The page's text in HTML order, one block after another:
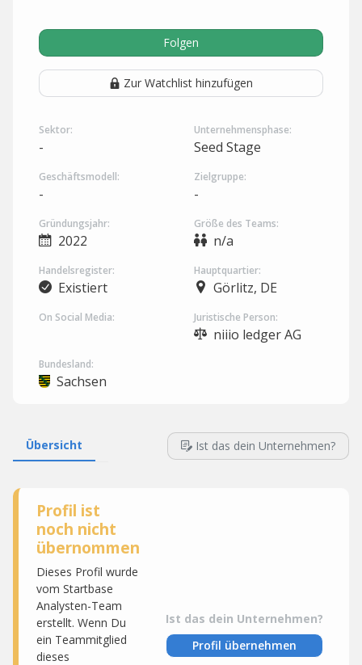
Folgen
Zur Watchlist hinzufügen
Sektor:
-
Unternehmensphase:
Seed Stage
Geschäftsmodell:
-
Zielgruppe:
-
Gründungsjahr:
2022
Größe des Teams:
n/a
Handelsregister:
Existiert
Hauptquartier:
Görlitz, DE
On Social Media: Juristische Person:
niiio ledger AG
Bundesland:
Sachsen
Übersicht Ist das dein Unternehmen?
Profil ist
noch nicht
übernommen
Dieses Profil wurde
vom Startbase
Analysten-Team
erstellt. Wenn Du
ein Teammitglied
dieses
Ist das dein Unternehmen?
Profil übernehmen